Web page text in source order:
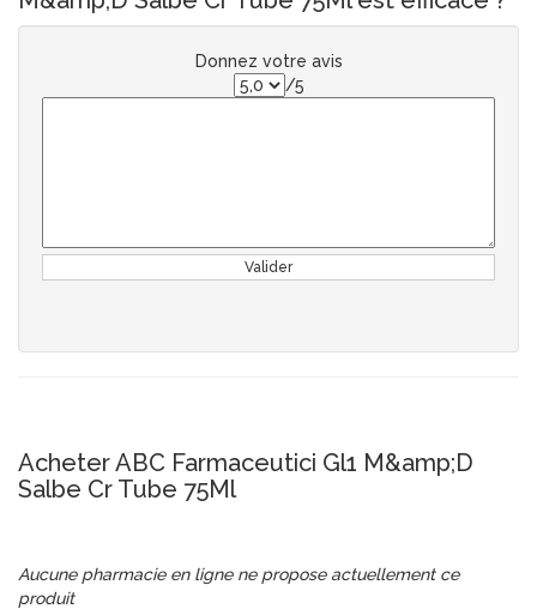
Donnez votre avis
/5
Valider
Acheter ABC Farmaceutici Gl1 M&amp;D
Salbe Cr Tube 75Ml
Aucune pharmacie en ligne ne propose actuellement ce
produit